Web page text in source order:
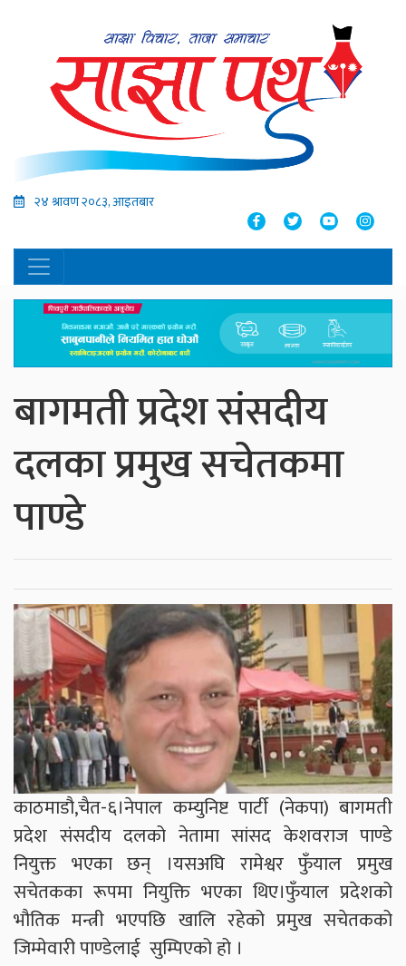
२४ श्रावण २०८३, आइतबार
बागमती प्रदेश संसदीय
दलका प्रमुख सचेतकमा
पाण्डे
काठमाडौ,चैत-६।नेपाल कम्युनिष्ट पार्टी (नेकपा) बागमती
प्रदेश संसदीय दलको नेतामा सांसद केशवराज पाण्डे
नियुक्त भएका छन् ।यसअघि रामेश्वर फुँयाल प्रमुख
सचेतकका रूपमा नियुक्ति भएका थिए।फुँयाल प्रदेशको
भौतिक मन्त्री भएपछि खालि रहेको प्रमुख सचेतकको
जिम्मेवारी पाण्डेलाई सुम्पिएको हो ।